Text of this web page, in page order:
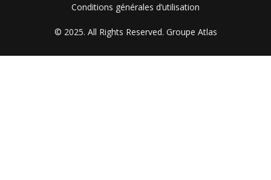
FOOTER MENUConditions générales d’utilisation
© 2025. All Rights Reserved. Groupe Atlas